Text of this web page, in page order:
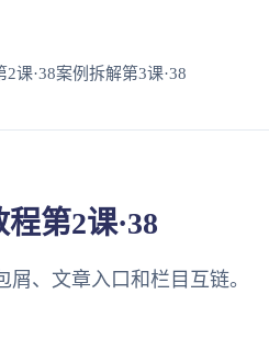
2课·38案例拆解第3课·38
第2课·38
、文章入口和栏目互链。